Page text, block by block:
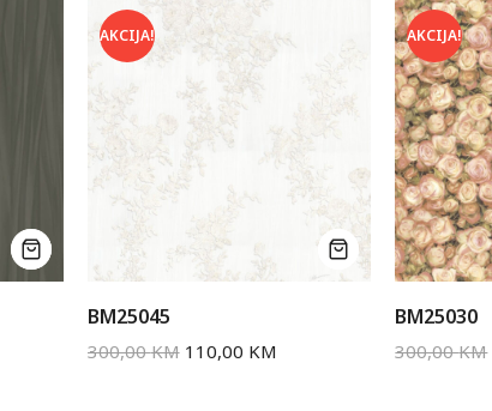
AKCIJA!
BM25045
300,00KM 110,00 KM
AKCIJA!
BM25030
300,00KM